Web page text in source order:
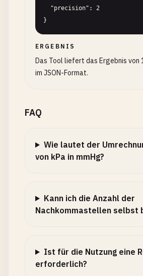
}
ERGEBNIS
Das Tool liefert das Ergebnis von
im JSON-Format.
FAQ
Wie lautet der
von kPa in mmHg?
Kann ich die Anzahl der
Nachkommastellen selbst
Ist für die Nutzung eine
erforderlich?